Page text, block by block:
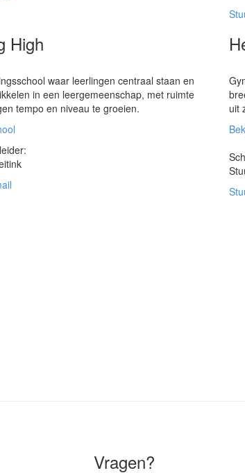
High
waar leerlingen centraal staan en
in een leergemeenschap, met ruimte
tempo en niveau te groeien.
uit
Vragen?